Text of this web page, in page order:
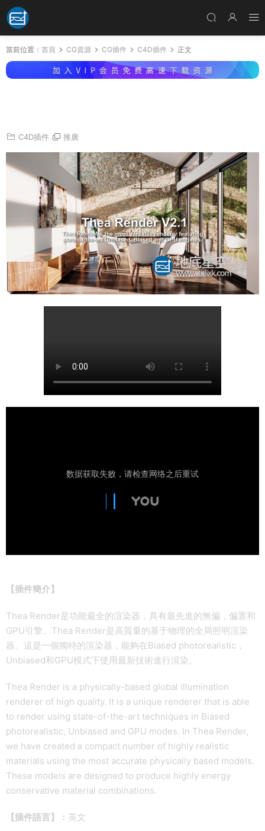
當前位置： 首頁 CG資源 CG插件 C4D插件 正文
C4D插件 推廣
【插件簡介】
Thea Render是功能最全的渲染器，具有最先進的無偏，偏置和
GPU引擎。Thea Render是高質量的基于物理的全局照明渲染
器。這是一個獨特的渲染器，能夠在Biased photorealistic，
Unbiased和GPU模式下使用最新技術進行渲染。
Thea Render is a physically-based global illumination
renderer of high quality. It is a unique renderer that is able
to render using state-of-the-art techniques in Biased
photorealistic, Unbiased and GPU modes. In Thea Render,
we have created a compact number of highly realistic
materials using the most accurate physically based models.
These models are designed to produce highly energy
conservative material combinations.
【插件語言】： 英文